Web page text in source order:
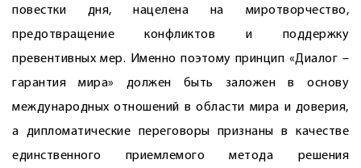
повестки дня, нацелена на миротворчество,
предотвращение конфликтов и поддержку
превентивных мер. Именно поэтому принцип «Диалог –
гарантия мира» должен быть заложен в основу
международных отношений в области мира и доверия,
а дипломатические переговоры признаны в качестве
единственного приемлемого метода решения